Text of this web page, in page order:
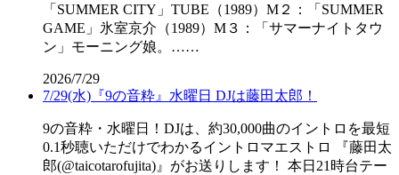
「SUMMER CITY」TUBE（1989）M２：「SUMMER
GAME」氷室京介（1989）M３：「サマーナイトタウ
ン」モーニング娘。……
2026/7/29
7/29(水)『9の音粋』水曜日 DJは藤田太郎！
9の音粋・水曜日！DJは、約30,000曲のイントロを最短
0.1秒聴いただけでわかるイントロマエストロ 『藤田太
郎(@taicotarofujita)』がお送りします！ 本日21時台テー